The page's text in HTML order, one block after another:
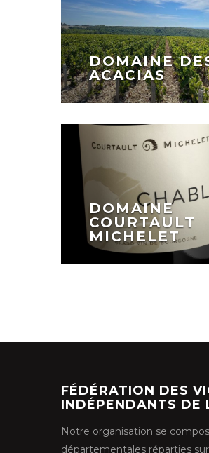
DOMAINE
COURTAULT
MICHELET
DOMAINE
ACACIAS
FÉDÉRATION DES
INDÉPENDANTS DE
Notre organisation se
départementales réparties